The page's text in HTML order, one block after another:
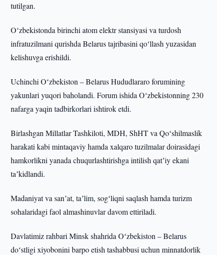
tutilgan.
Oʻzbekistonda birinchi atom elektr stansiyasi va turdosh
infratuzilmani qurishda Belarus tajribasini qoʻllash yuzasidan
kelishuvga erishildi.
Uchinchi Oʻzbekiston – Belarus Hududlararo forumining
yakunlari yuqori baholandi. Forum ishida Oʻzbekistonning 230
nafarga yaqin tadbirkorlari ishtirok etdi.
Birlashgan Millatlar Tashkiloti, MDH, ShHT va Qoʻshilmaslik
harakati kabi mintaqaviy hamda xalqaro tuzilmalar doirasidagi
hamkorlikni yanada chuqurlashtirishga intilish qatʼiy ekani
taʼkidlandi.
Madaniyat va sanʼat, taʼlim, sogʻliqni saqlash hamda turizm
sohalaridagi faol almashinuvlar davom ettiriladi.
Davlatimiz rahbari Minsk shahrida Oʻzbekiston – Belarus
doʻstligi xiyobonini barpo etish tashabbusi uchun minnatdorlik